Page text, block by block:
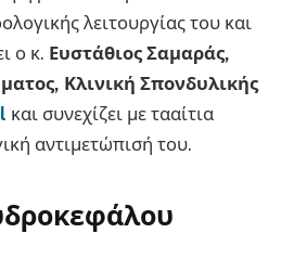
λειτουργίας του και
ο κ. Ευστάθιος Σαμαράς,
Κλινική Σπονδυλικής
και συνεχίζει με τααίτια
αντιμετώπισή του.